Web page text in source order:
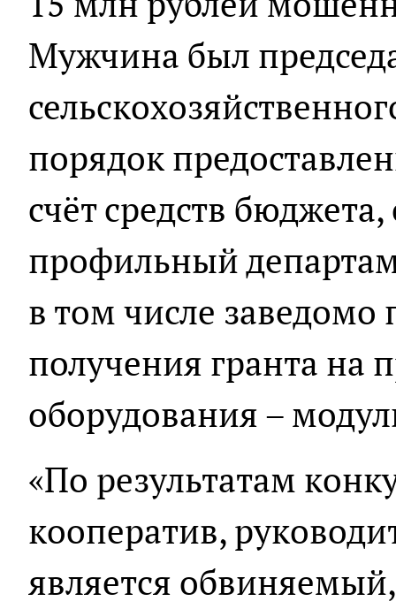
Мужчина был
порядок
счёт средств
профильный
в том числе заведомо
получения гранта на
оборудования –
«По результатам
кооператив,
является